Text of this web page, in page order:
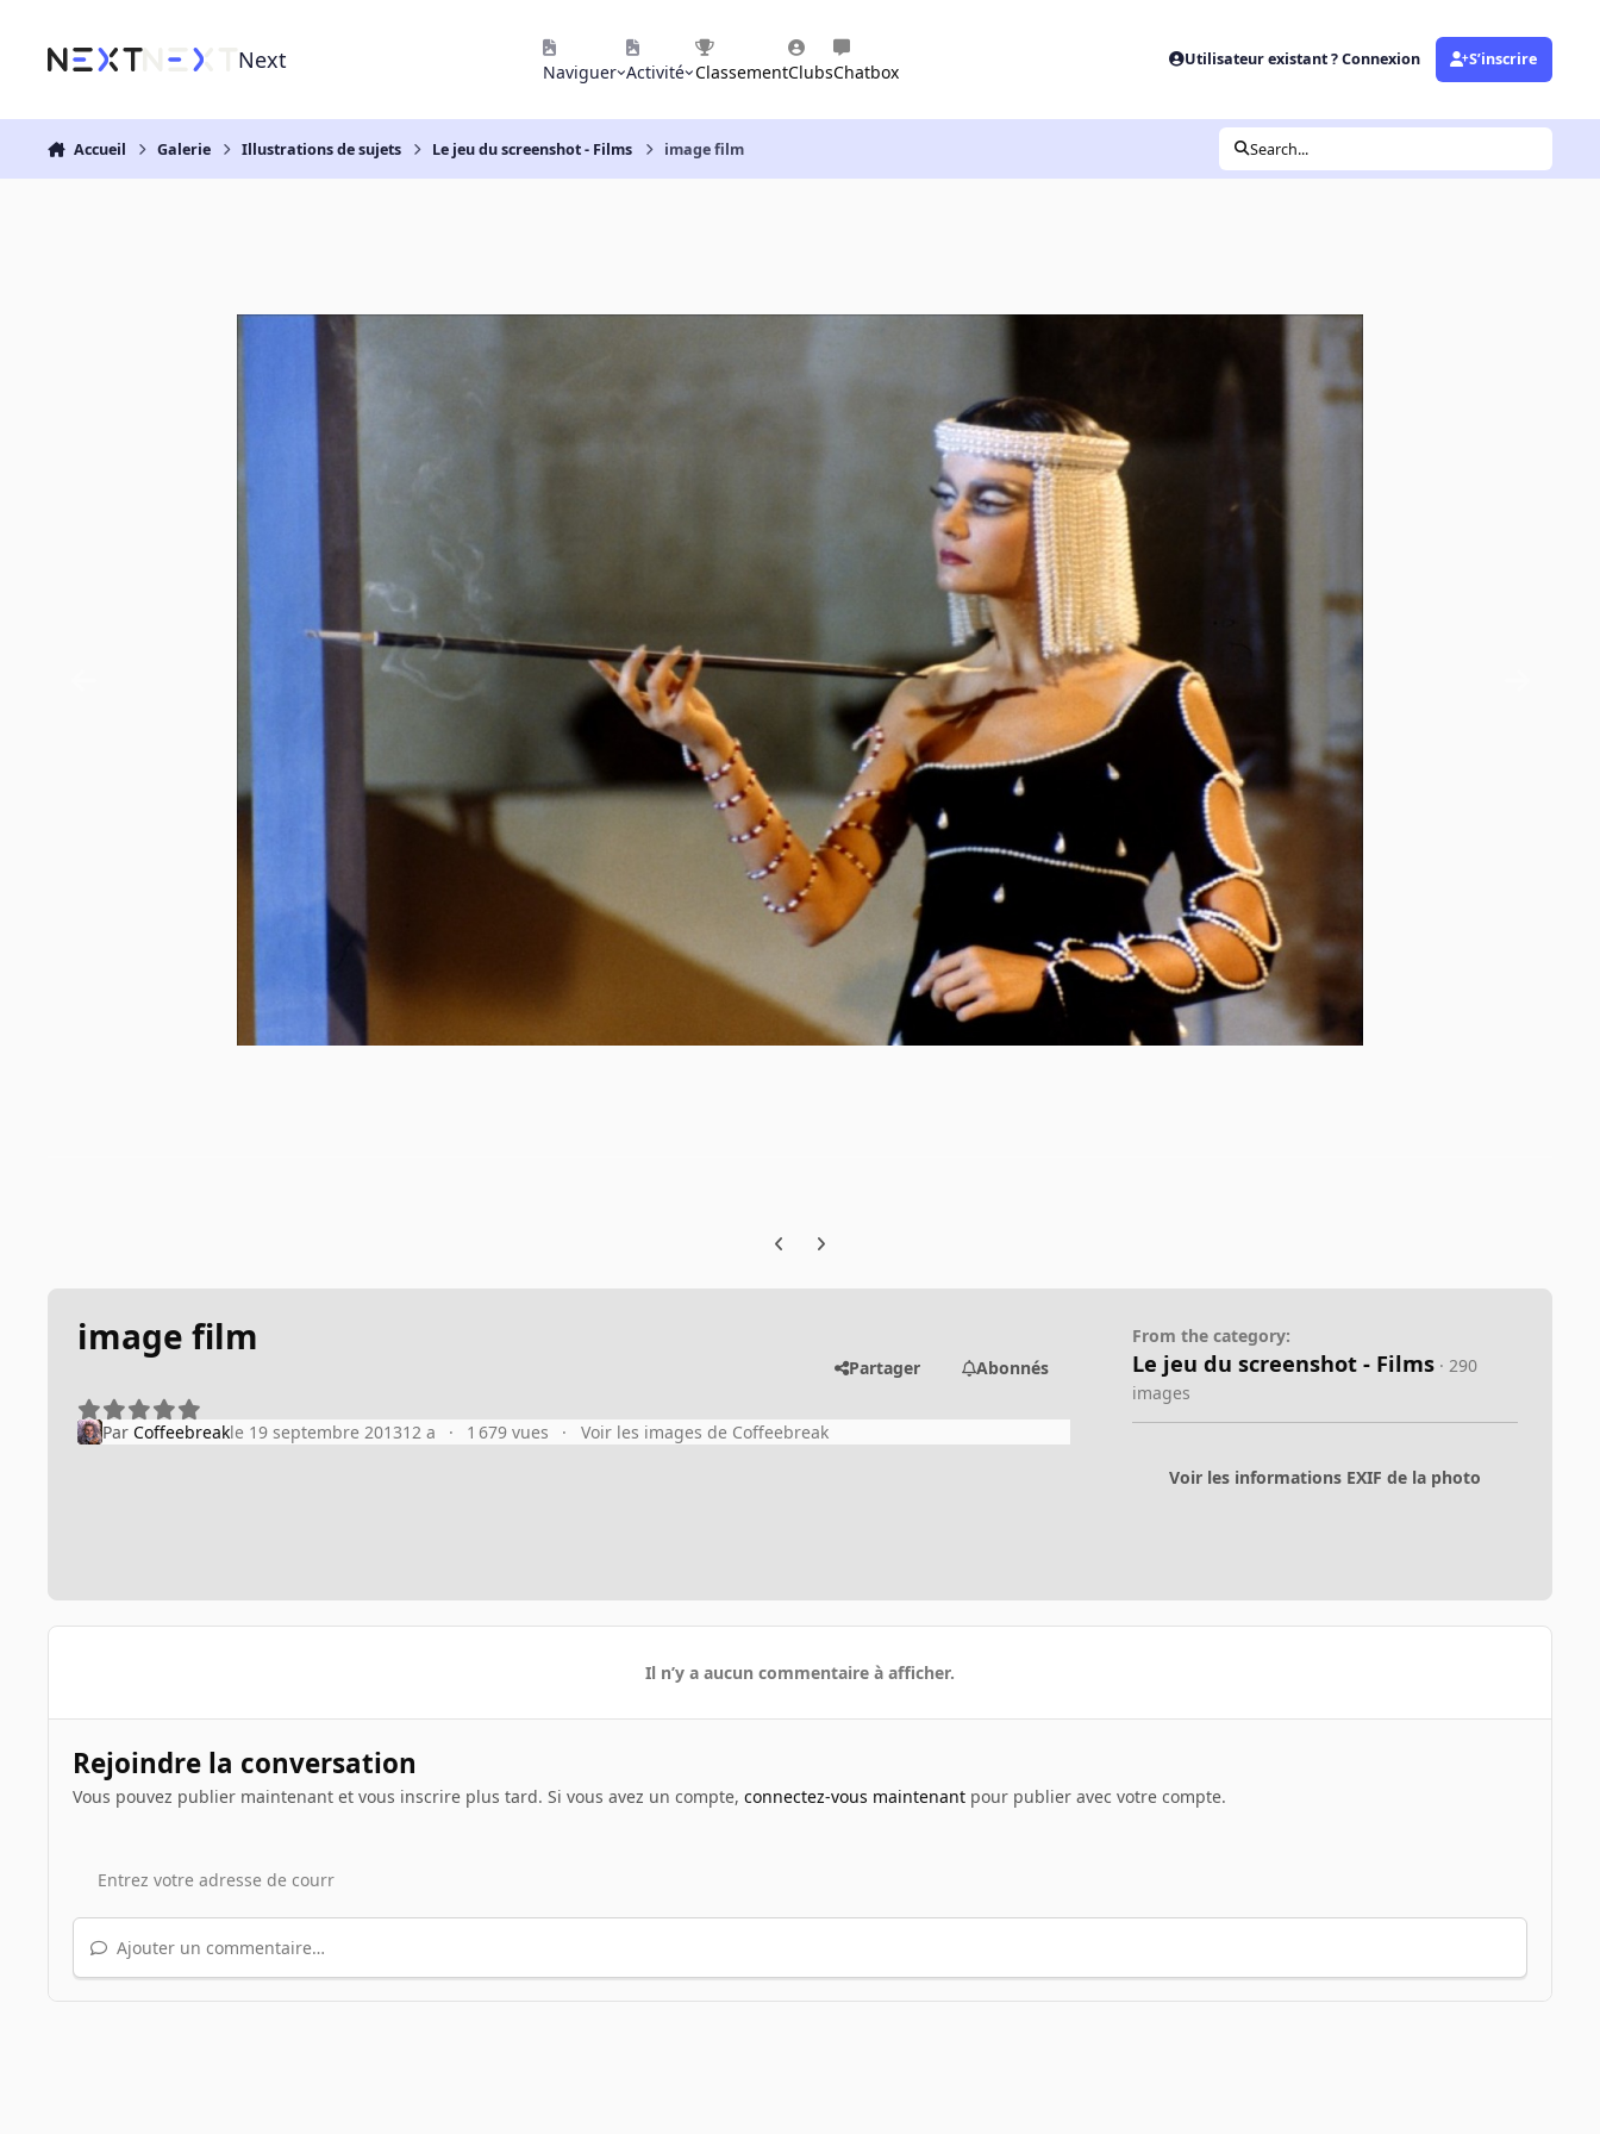
Next Naviguer Activité ClassementClubsChatbox
Utilisateur existant ? Connexion S’inscrire
Accueil Galerie Illustrations de sujets Le jeu du screenshot - Films image film Search...
Previous carousel slide
Next carousel slide
image film
Partager Abonnés
Par Coffeebreakle 19 septembre 201312 a 1 679 vues Voir les images de Coffeebreak
From the category:
Le jeu du screenshot - Films · 290
images
Voir les informations EXIF de la photo
Il n’y a aucun commentaire à afficher.
Rejoindre la conversation
Vous pouvez publier maintenant et vous inscrire plus tard. Si vous avez un compte, connectez-vous maintenantpour publier avec votre compte.
Ajouter un commentaire…